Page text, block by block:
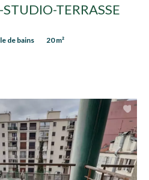
TERRASSE
de bains 20 m²